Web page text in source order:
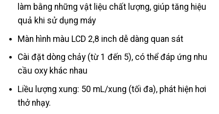
làm bằng những vật liệu chất lượng, giúp tăng hiệu
quả khi sử dụng máy
Màn hình màu LCD 2,8 inch dễ dàng quan sát
Cài đặt dòng chảy (từ 1 đến 5), có thể đáp ứng nhu
cầu oxy khác nhau
Liều lượng xung: 50 mL/xung (tối đa), phát hiện hơi
thở nhạy.